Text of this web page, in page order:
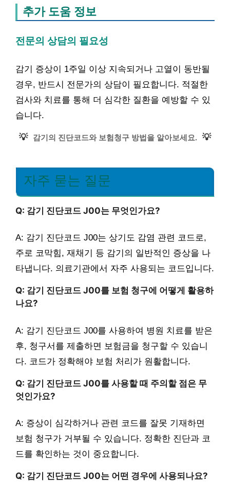
추가 도움 정보
전문의 상담의 필요성
감기 증상이 1주일 이상 지속되거나 고열이 동반될
경우, 반드시 전문가의 상담이 필요합니다. 적절한
검사와 치료를 통해 더 심각한 질환을 예방할 수 있
습니다.
💡 감기의 진단코드와 보험청구 방법을 알아보세요. 💡
자주 묻는 질문
Q: 감기 진단코드 J00는 무엇인가요?
A: 감기 진단코드 J00는 상기도 감염 관련 코드로,
주로 코막힘, 재채기 등 감기의 일반적인 증상을 나
타냅니다. 의료기관에서 자주 사용되는 코드입니다.
Q: 감기 진단코드 J00를 보험 청구에 어떻게 활용하
나요?
A: 감기 진단코드 J00를 사용하여 병원 치료를 받은
후, 청구서를 제출하면 보험금을 청구할 수 있습니
다. 코드가 정확해야 보험 처리가 원활합니다.
Q: 감기 진단코드 J00를 사용할 때 주의할 점은 무
엇인가요?
A: 증상이 심각하거나 관련 코드를 잘못 기재하면
보험 청구가 거부될 수 있습니다. 정확한 진단과 코
드를 확인하는 것이 중요합니다.
Q: 감기 진단코드 J00는 어떤 경우에 사용되나요?